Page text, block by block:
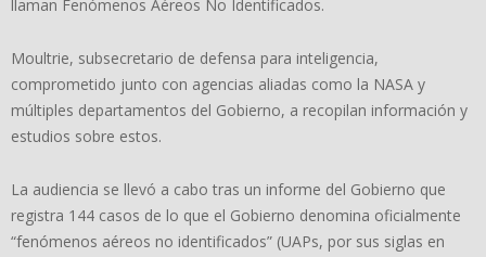
llaman Fenómenos Aéreos No Identificados.
Moultrie, subsecretario de defensa para inteligencia,
comprometido junto con agencias aliadas como la NASA y
múltiples departamentos del Gobierno, a recopilan información y
estudios sobre estos.
La audiencia se llevó a cabo tras un informe del Gobierno que
registra 144 casos de lo que el Gobierno denomina oficialmente
“fenómenos aéreos no identificados” (UAPs, por sus siglas en